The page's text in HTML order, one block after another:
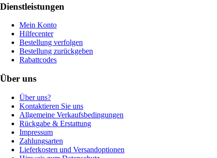
Dienstleistungen
Mein Konto
Hilfecenter
Bestellung verfolgen
Bestellung zurückgeben
Rabattcodes
Über uns
Über uns?
Kontaktieren Sie uns
Allgemeine Verkaufsbedingungen
Rückgabe & Erstattung
Impressum
Zahlungsarten
Lieferkosten und Versandoptionen